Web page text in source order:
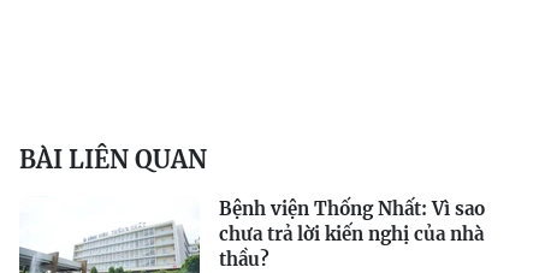
BÀI LIÊN QUAN
Bệnh viện Thống Nhất: Vì sao
chưa trả lời kiến nghị của nhà
thầu?